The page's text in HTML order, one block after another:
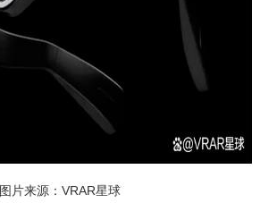
图片来源：VRAR星球